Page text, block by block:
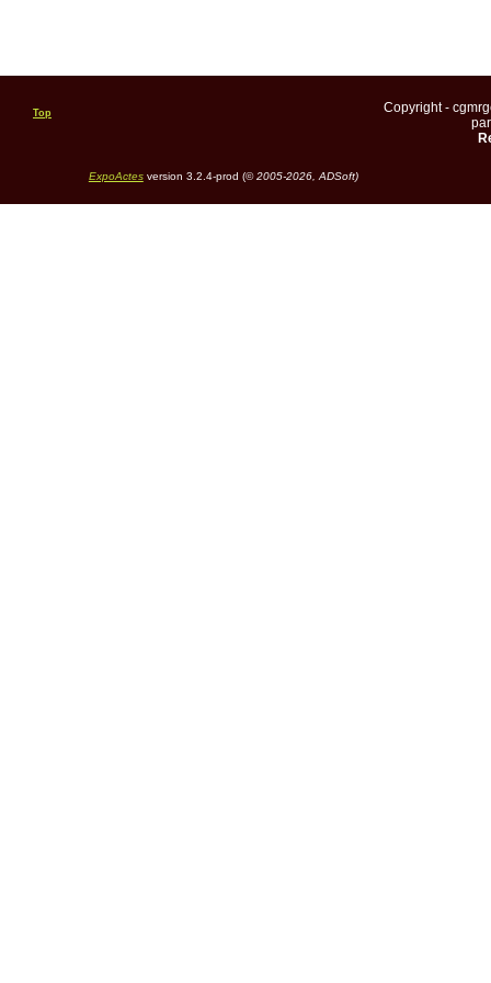
Top
Copyright -
ExpoActesversion 3.2.4-prod (©2005-2026, ADSoft)